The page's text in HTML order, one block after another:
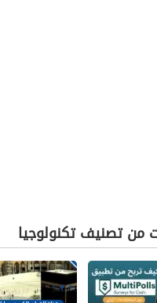
من تصنيف تكنولوجيا